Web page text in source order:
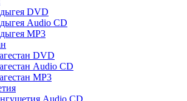
DVD
Audio CD
MP3
DVD
Audio CD
MP3
Audio CD